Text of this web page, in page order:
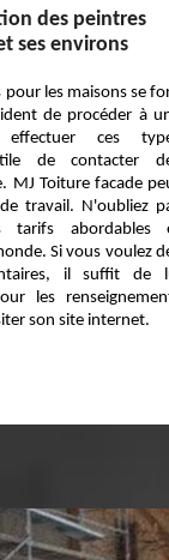
des peintres
ses environs
pour les maisons se
de procéder à
ces
de contacter
MJ Toiture facade
travail. N'oubliez
tarifs abordables
Si vous voulez
il suffit de
les
son site internet.